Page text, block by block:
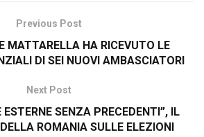
Previous Post
MATTARELLA HA RICEVUTO LE
DI SEI NUOVI AMBASCIATORI
Next Post
ESTERNE SENZA PRECEDENTI”, IL
ROMANIA SULLE ELEZIONI